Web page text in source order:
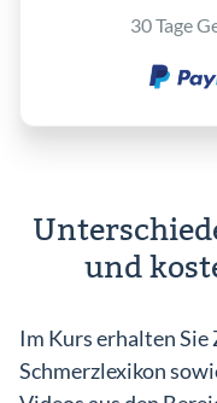
30 Tage
und
Im Kurs erhalten Sie
Schmerzlexikon